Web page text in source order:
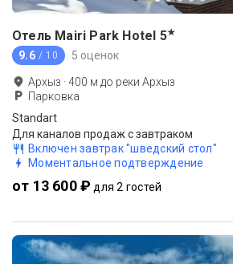
Отель Mairi Park Hotel 5★
9.6 / 10 5 оценок
Архыз ·400 м до реки Архыз
Парковка
Standart
Для каналов продаж с завтраком
Включен завтрак "шведский стол"
Моментальное подтверждение
от 13 600 ₽ для 2 гостей